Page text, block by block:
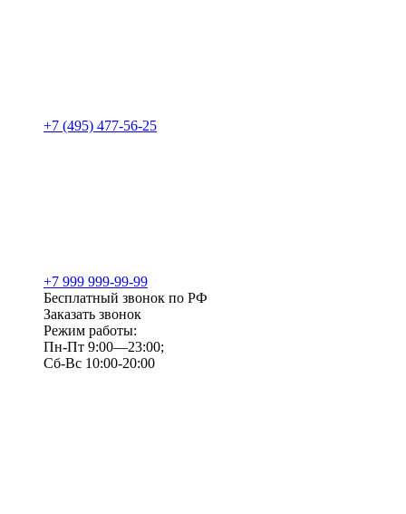
+7 (495) 477-56-25
+7 999 999-99-99
Бесплатный звонок по РФ
Заказать звонок
Режим работы:
Пн-Пт 9:00—23:00;
Сб-Вс 10:00-20:00